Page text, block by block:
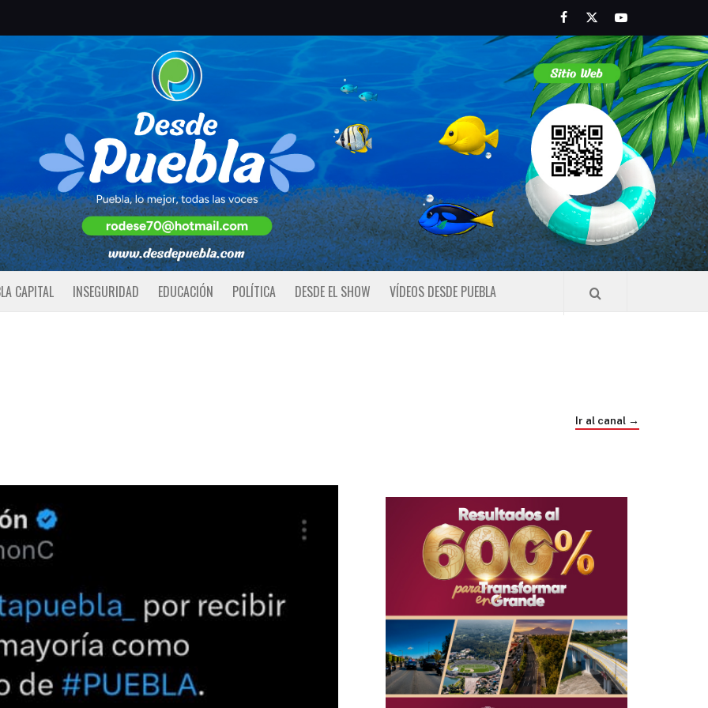
FacebookTwitterYoutube
CAPITAL INSEGURIDAD EDUCACIÓN POLÍTICA DESDE EL SHOW VÍDEOS DESDE PUEBLA
Ir al canal →